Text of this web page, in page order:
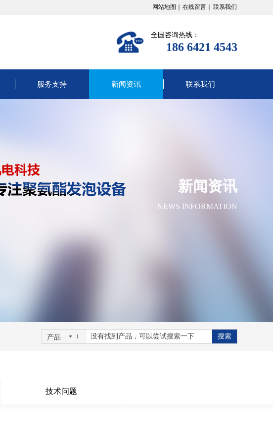
联系我们
网站地图｜ 在线留言｜
全国咨询热线：
186 6421 4543
服务支持 新闻资讯 联系我们
新闻资讯
NEWS INFORMATION
产品 搜索
技术问题